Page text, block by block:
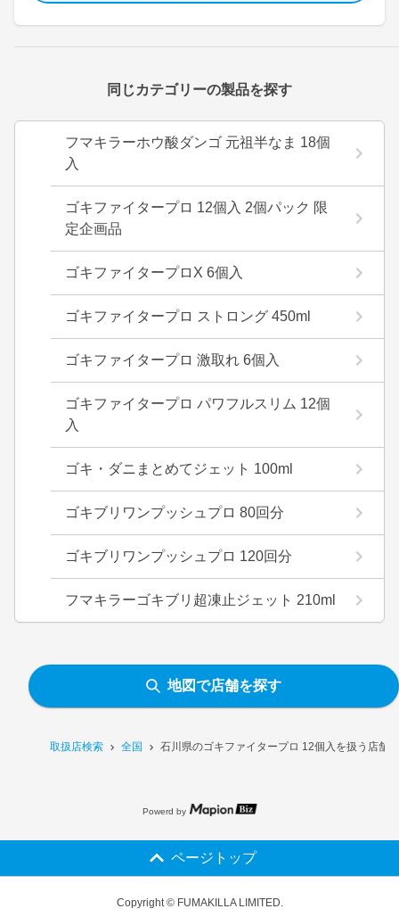
取扱店検索 全国 石川県のゴキファイタープロ 12個入を扱う店舗
同じカテゴリーの製品を探す
フマキラーホウ酸ダンゴ 元祖半なま 18個
入
ゴキファイタープロ 12個入 2個パック 限
定企画品
ゴキファイタープロX 6個入
ゴキファイタープロ ストロング 450ml
ゴキファイタープロ 激取れ 6個入
ゴキファイタープロ パワフルスリム 12個
入
ゴキ・ダニまとめてジェット 100ml
ゴキブリワンプッシュプロ 80回分
ゴキブリワンプッシュプロ 120回分
フマキラーゴキブリ超凍止ジェット 210ml
地図で店舗を探す
Powerd by
ページトップ
Copyright © FUMAKILLA LIMITED.